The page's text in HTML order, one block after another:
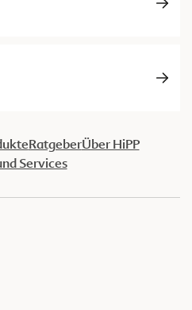
RatgeberÜber HiPP
Services